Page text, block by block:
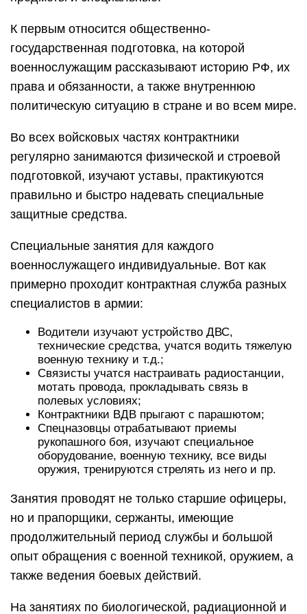
К первым относится общественно-
государственная подготовка, на которой
военнослужащим рассказывают историю РФ, их
права и обязанности, а также внутреннюю
политическую ситуацию в стране и во всем мире.
Во всех войсковых частях контрактники
регулярно занимаются физической и строевой
подготовкой, изучают уставы, практикуются
правильно и быстро надевать специальные
защитные средства.
Специальные занятия для каждого
военнослужащего индивидуальные. Вот как
примерно проходит контрактная служба разных
специалистов в армии:
Водители изучают устройство ДВС,
технические средства, учатся водить тяжелую
военную технику и т.д.;
Связисты учатся настраивать радиостанции,
мотать провода, прокладывать связь в
полевых условиях;
Контрактники ВДВ прыгают с парашютом;
Спецназовцы отрабатывают приемы
рукопашного боя, изучают специальное
оборудование, военную технику, все виды
оружия, тренируются стрелять из него и пр.
Занятия проводят не только старшие офицеры,
но и прапорщики, сержанты, имеющие
продолжительный период службы и большой
опыт обращения с военной техникой, оружием, а
также ведения боевых действий.
На занятиях по биологической, радиационной и